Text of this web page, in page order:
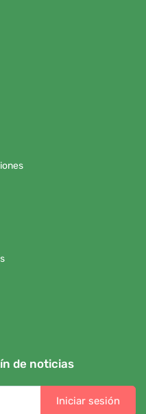
de noticias
Iniciar sesión